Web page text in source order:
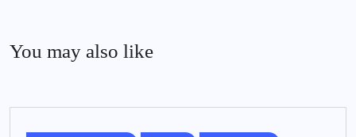
You may also like